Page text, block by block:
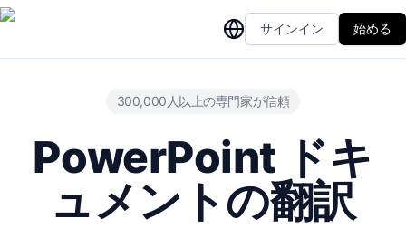
サインイン 始める
300,000人以上の専門家が信頼
PowerPoint ドキ
ュメントの翻訳